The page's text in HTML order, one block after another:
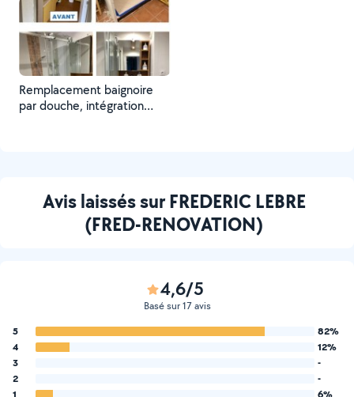
Remplacement baignoire
par douche, intégration
Avis laissés sur FREDERIC LEBRE
(FRED-RENOVATION)
4,6/5
Basé sur 17 avis
5
82%
4
12%
3
-
2
-
1
6%